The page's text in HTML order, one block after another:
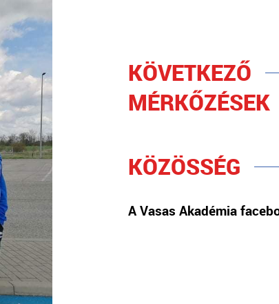
KÖVETKEZŐ
MÉRKŐZÉSEK
KÖZÖSSÉG
A Vasas Akadémia